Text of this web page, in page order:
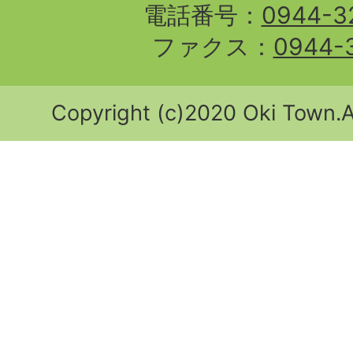
電話番号： 0944-
ファクス： 0944-
Copyright (c)2020 Oki